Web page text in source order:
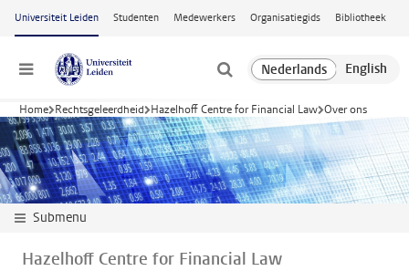
Ga naar hoofdinhoud
Universiteit Leiden Studenten Medewerkers Organisatiegids Bibliotheek
Menu
Home Rechtsgeleerdheid Hazelhoff Centre for Financial Law Over ons
Submenu
Hazelhoff Centre for Financial Law